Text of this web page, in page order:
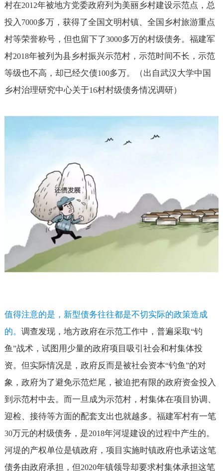
村在2012年被地方党委政府列为美丽乡村建设示范点，总
投入 7000多万，获得了全国文明村镇、全国乡村旅游重点
村等荣誉称号，但也留下了3000多万的村级债务。福建军
村2018年被列为县乡村振兴示范村，示范时间不长，示范
等级也不高，却已经欠债100多万。（出自武汉大学中国
乡村治理研究中心关于16村村级债务情况调研）
值得注意的是，新型债务往往都是不切实际的政策造成
的。 调查发现，地方政府在示范工作中，普遍采取“钓
鱼”战术，试图用少量的政府项目吸引社会和村集体投
资。但实际情况是，政府反而是被社会资本“钓鱼”的对
象，政府为了避免示范烂尾，被迫把有限的政府资金投入
到示范村中去。而一旦成为示范村，村集体在项目协调、
迎检、接待等方面的配套支出也就越多。福建军村有一笔
30万元的村级债务，是2018年河堤建设的过程中产生的。
河堤的产权单位是镇政府，项目实施时镇政府也承诺这笔
债务由政府承担，但2020年镇领导却要求村集体承担这笔